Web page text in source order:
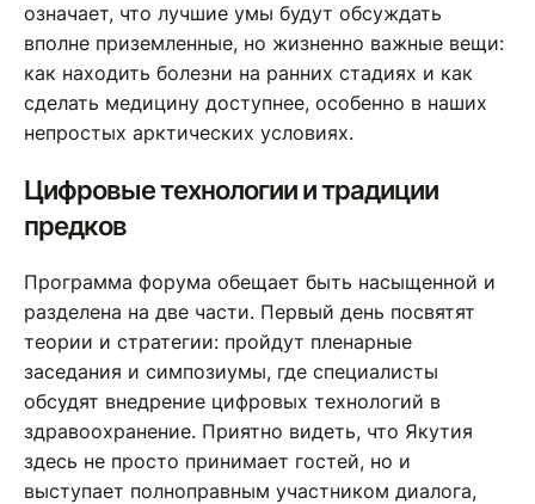
означает, что лучшие умы будут обсуждать
вполне приземленные, но жизненно важные вещи:
как находить болезни на ранних стадиях и как
сделать медицину доступнее, особенно в наших
непростых арктических условиях.
Цифровые технологии и традиции
предков
Программа форума обещает быть насыщенной и
разделена на две части. Первый день посвятят
теории и стратегии: пройдут пленарные
заседания и симпозиумы, где специалисты
обсудят внедрение цифровых технологий в
здравоохранение. Приятно видеть, что Якутия
здесь не просто принимает гостей, но и
выступает полноправным участником диалога,